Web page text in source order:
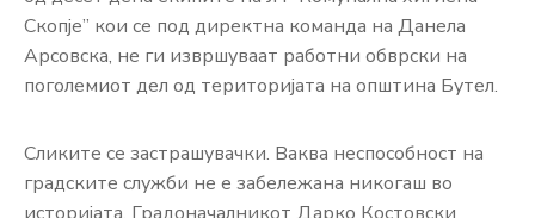
Скопје” кои се под директна команда на Данела
Арсовска, не ги извршуваат работни обврски на
поголемиот дел од територијата на општина Бутел.
Сликите се застрашувачки. Ваква неспособност на
градските служби не е забележана никогаш во